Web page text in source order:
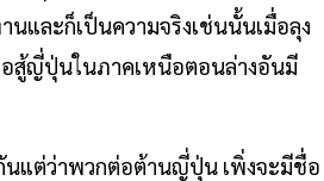
และก็เป็นความจริงเช่นนั้นเมื่อลุง
อสู้ญี่ปุ่นในภาคเหนือตอนล่างอันมี
นแต่ว่าพวกต่อต้านญี่ปุ่น เพิ่งจะมีชื่อ